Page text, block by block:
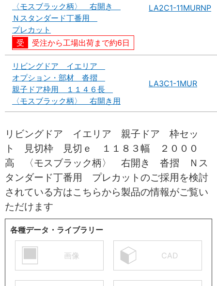
〈モスブラック柄〉 右開き
Ｎスタンダード丁番用
プレカット
受注から工場出荷まで約6日
LA2C1-11MURNP
リビングドア イエリア
オプション・部材 沓摺
親子ドア枠用 １１４６長
〈モスブラック柄〉 右開き用
LA3C1-1MUR
リビングドア イエリア 親子ドア 枠セッ
ト 見切枠 見切ｅ １１８３幅 ２０００
高 〈モスブラック柄〉 右開き 沓摺 Ｎス
タンダード丁番用 プレカットのご採用を検討
されている方はこちらから製品の情報がご覧い
ただけます
各種データ・ライブラリー
画像 CAD